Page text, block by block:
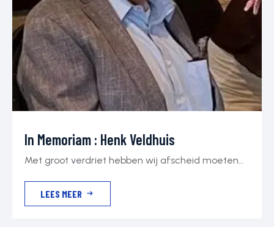
In Memoriam : Henk Veldhuis
Met groot verdriet hebben wij afscheid moeten
onlosmakelijk verbonden was met
LEES MEER